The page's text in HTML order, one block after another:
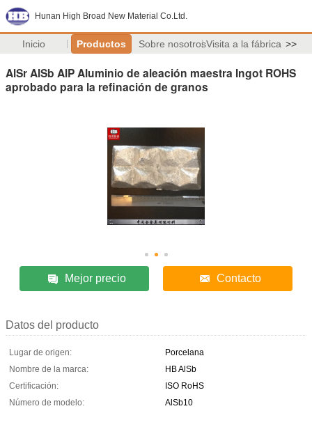
Hunan High Broad New Material Co.Ltd.
Inicio Productos Sobre nosotrosVisita a la fábrica >>
AlSr AlSb AlP Aluminio de aleación maestra Ingot ROHS
aprobado para la refinación de granos
Mejor precio Contacto
Datos del producto
Lugar de origen:
Porcelana
Nombre de la marca:
HB AlSb
Certificación:
ISO RoHS
Número de modelo:
AlSb10